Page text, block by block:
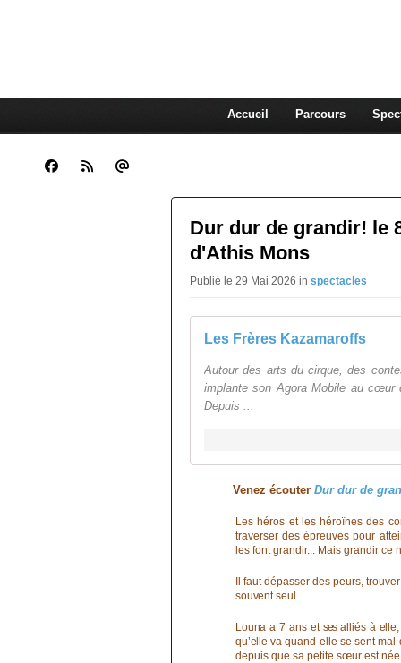
Accueil Parcours
Dur dur de grandir! le
d'Athis Mons
Publié le 29 Mai 2026 in spectacles
Les Frères Kazamaroffs
Autour des arts du cirque, des
implante son Agora Mobile au cœur
Depuis ...
Venez écouter Dur dur de
Les héros et les héroïnes des
traverser des épreuves pour
les font grandir... Mais grandir ce
Il faut dépasser des peurs,
souvent seul.
Louna a 7 ans etsesalliés à elle,
qu’elleva quand elle se sent mal
depuis que sa petite sœur est